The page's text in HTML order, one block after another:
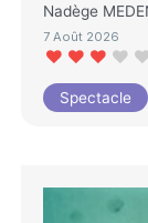
Nadège
7 Août 2026
Spectacle